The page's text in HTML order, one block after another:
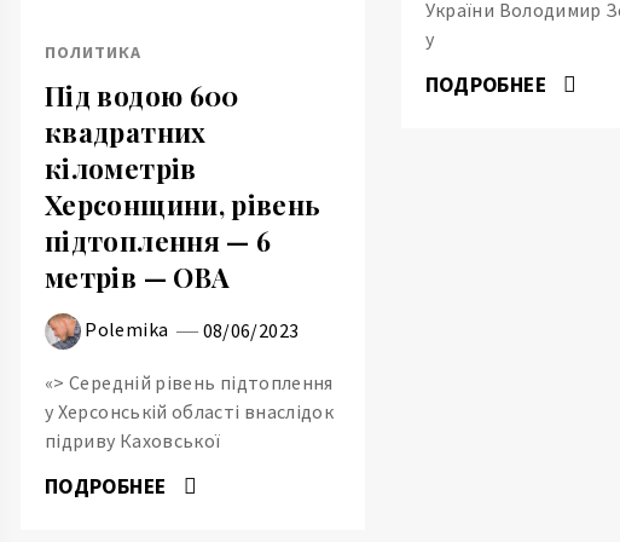
України Володимир
у
ПОДРОБНЕЕ
ПОЛИТИКА
Під водою 600
квадратних
кілометрів
Херсонщини, рівень
підтоплення — 6
метрів — ОВА
Polemika 08/06/2023
«> Середній рівень підтоплення
у Херсонській області внаслідок
підриву Каховської
ПОДРОБНЕЕ